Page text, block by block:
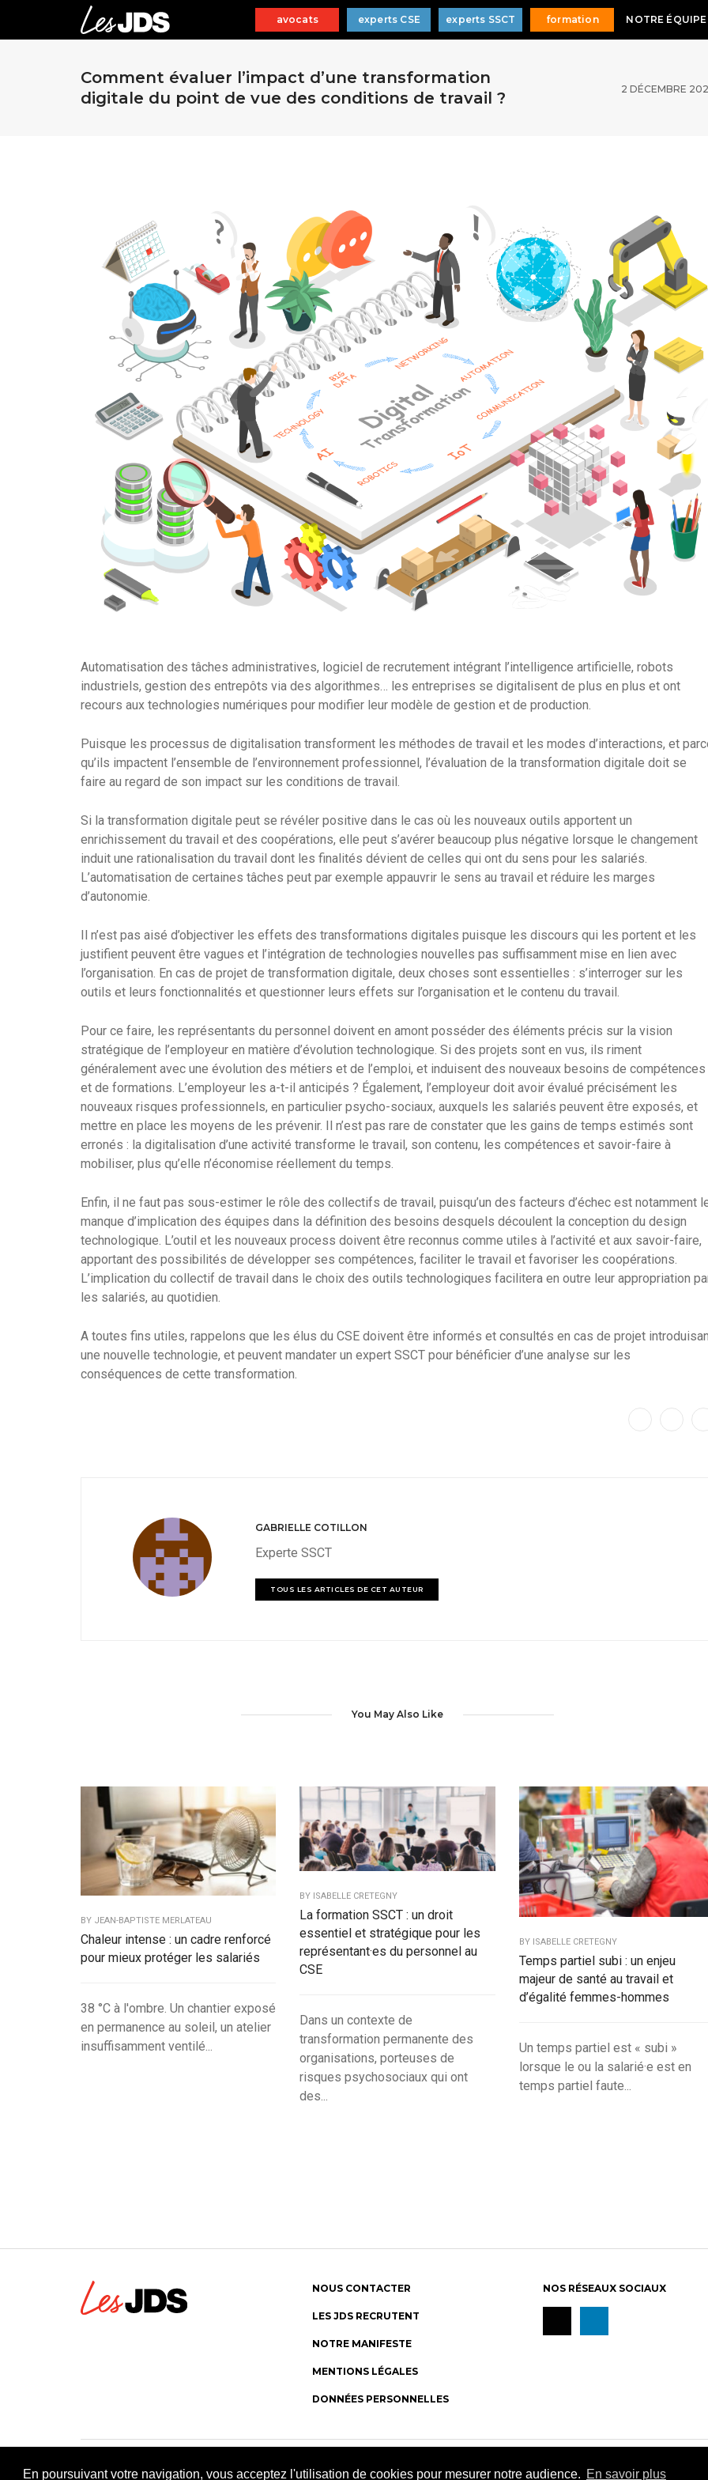
En poursuivant votre navigation, vous acceptez l'utilisation de cookies pour mesurer notre audience. En savoir plus
avocats experts CSE experts SSCT formation NOTRE ÉQUIPE
Comment évaluer l’impact d’une transformation
digitale du point de vue des conditions de travail ?
2 DÉCEMBRE
Automatisation des tâches administratives, logiciel de recrutement intégrant l’intelligence artificielle, robots
industriels, gestion des entrepôts via des algorithmes… les entreprises se digitalisent de plus en plus et ont
recours aux technologies numériques pour modifier leur modèle de gestion et de production.
Puisque les processus de digitalisation transforment les méthodes de travail et les modes d’interactions, et
qu’ils impactent l’ensemble de l’environnement professionnel, l’évaluation de la transformation digitale doit se
faire au regard de son impact sur les conditions de travail.
Si la transformation digitale peut se révéler positive dans le cas où les nouveaux outils apportent un
enrichissement du travail et des coopérations, elle peut s’avérer beaucoup plus négative lorsque le changement
induit une rationalisation du travail dont les finalités dévient de celles qui ont du sens pour les salariés.
L’automatisation de certaines tâches peut par exemple appauvrir le sens au travail et réduire les marges
d’autonomie.
Il n’est pas aisé d’objectiver les effets des transformations digitales puisque les discours qui les portent et les
justifient peuvent être vagues et l’intégration de technologies nouvelles pas suffisamment mise en lien avec
l’organisation. En cas de projet de transformation digitale, deux choses sont essentielles : s’interroger sur les
outils et leurs fonctionnalités et questionner leurs effets sur l’organisation et le contenu du travail.
Pour ce faire, les représentants du personnel doivent en amont posséder des éléments précis sur la vision
stratégique de l’employeur en matière d’évolution technologique. Si des projets sont en vus, ils riment
généralement avec une évolution des métiers et de l’emploi, et induisent des nouveaux besoins de compétences
et de formations. L’employeur les a-t-il anticipés ? Également, l’employeur doit avoir évalué précisément les
nouveaux risques professionnels, en particulier psycho-sociaux, auxquels les salariés peuvent être exposés, et
mettre en place les moyens de les prévenir. Il n’est pas rare de constater que les gains de temps estimés sont
erronés : la digitalisation d’une activité transforme le travail, son contenu, les compétences et savoir-faire à
mobiliser, plus qu’elle n’économise réellement du temps.
Enfin, il ne faut pas sous-estimer le rôle des collectifs de travail, puisqu’un des facteurs d’échec est notamment
manque d’implication des équipes dans la définition des besoins desquels découlent la conception du design
technologique. L’outil et les nouveaux process doivent être reconnus comme utiles à l’activité et aux savoir-faire,
apportant des possibilités de développer ses compétences, faciliter le travail et favoriser les coopérations.
L’implication du collectif de travail dans le choix des outils technologiques facilitera en outre leur appropriation
les salariés, au quotidien.
A toutes fins utiles, rappelons que les élus du CSE doivent être informés et consultés en cas de projet
une nouvelle technologie, et peuvent mandater un expert SSCT pour bénéficier d’une analyse sur les
conséquences de cette transformation.
GABRIELLE COTILLON
Experte SSCT
TOUS LES ARTICLES DE CET AUTEUR
You May Also Like
BY JEAN-BAPTISTE MERLATEAU
Chaleur intense : un cadre renforcé
pour mieux protéger les salariés
38 °C à l'ombre. Un chantier exposé
en permanence au soleil, un atelier
insuffisamment ventilé...
BY ISABELLE CRETEGNY
La formation SSCT : un droit
essentiel et stratégique pour les
représentant·es du personnel au
CSE
Dans un contexte de
transformation permanente des
organisations, porteuses de
risques psychosociaux qui ont
des...
BY ISABELLE CRETEGNY
Temps partiel subi : un enjeu
majeur de santé au travail et
d’égalité femmes-hommes
Un temps partiel est « subi »
lorsque le ou la salarié·e est en
temps partiel faute...
NOUS CONTACTER
LES JDS RECRUTENT
NOTRE MANIFESTE
MENTIONS LÉGALES
DONNÉES PERSONNELLES
NOS RÉSEAUX SOCIAUX
© Les JDS 2020. Tous droits réservés